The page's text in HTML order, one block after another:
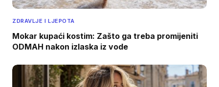
ZDRAVLJE I LJEPOTA
Mokar kupaći kostim: Zašto ga treba promijeniti
ODMAH nakon izlaska iz vode